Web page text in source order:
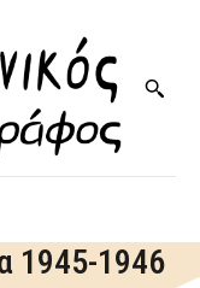
1945-1946